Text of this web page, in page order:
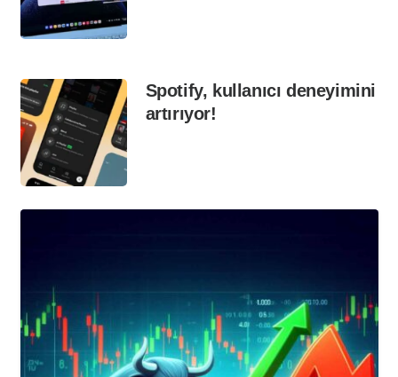
Spotify, kullanıcı deneyimini
artırıyor!